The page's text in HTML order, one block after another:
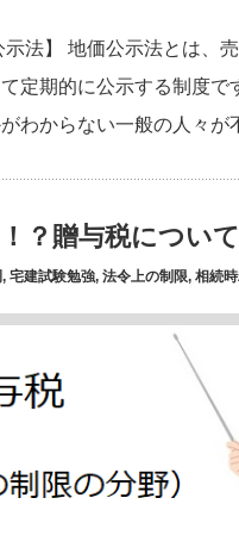
法】 地価公示法とは、
定期的に公示する制度
わからない一般の人々
？贈与税につい
, 宅建試験勉強, 法令上の制限, 相続